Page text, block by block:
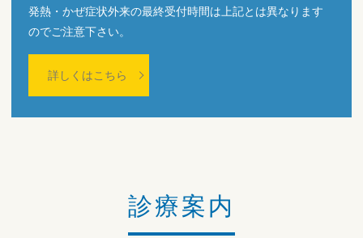
発熱・かぜ症状外来の最終受付時間は上記とは異なります
のでご注意下さい。
詳しくはこちら
診療案内